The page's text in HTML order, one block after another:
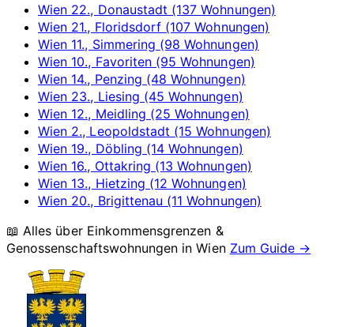
Wien 22., Donaustadt (137 Wohnungen)
Wien 21., Floridsdorf (107 Wohnungen)
Wien 11., Simmering (98 Wohnungen)
Wien 10., Favoriten (95 Wohnungen)
Wien 14., Penzing (48 Wohnungen)
Wien 23., Liesing (45 Wohnungen)
Wien 12., Meidling (25 Wohnungen)
Wien 2., Leopoldstadt (15 Wohnungen)
Wien 19., Döbling (14 Wohnungen)
Wien 16., Ottakring (13 Wohnungen)
Wien 13., Hietzing (12 Wohnungen)
Wien 20., Brigittenau (11 Wohnungen)
📖 Alles über Einkommensgrenzen &
Genossenschaftswohnungen inWien Zum Guide →